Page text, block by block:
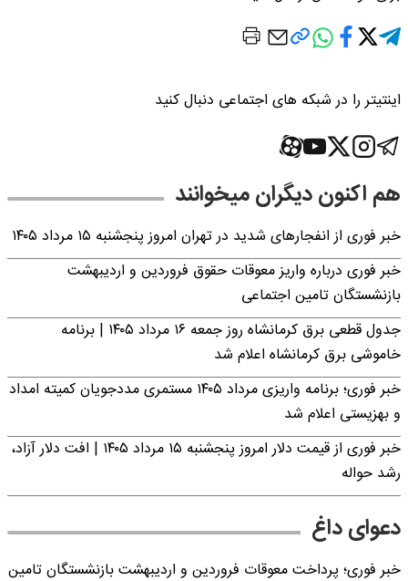
اینتیتر را در شبکه های اجتماعی دنبال کنید
هم اکنون دیگران میخوانند
خبر فوری از انفجارهای شدید در تهران امروز پنجشنبه ۱۵ مرداد ۱۴۰۵
خبر فوری درباره واریز معوقات حقوق فروردین و اردیبهشت
بازنشستگان تامین اجتماعی
جدول قطعی برق کرمانشاه روز جمعه ۱۶ مرداد ۱۴۰۵ | برنامه
خاموشی برق کرمانشاه اعلام شد
خبر فوری؛ برنامه واریزی مرداد ۱۴۰۵ مستمری مددجویان کمیته امداد
و بهزیستی اعلام شد
خبر فوری از قیمت دلار امروز پنجشنبه ۱۵ مرداد ۱۴۰۵ | افت دلار آزاد،
رشد حواله
دعوای داغ
خبر فوری؛ پرداخت معوقات فروردین و اردیبهشت بازنشستگان تامین